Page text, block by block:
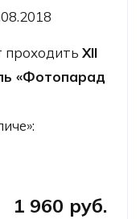
проходить XII
«Фотопарад
фестиваль
1 960 руб.